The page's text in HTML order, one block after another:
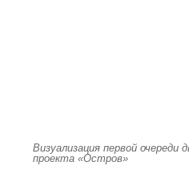
Визуализация первой очереди
проекта «Остров»